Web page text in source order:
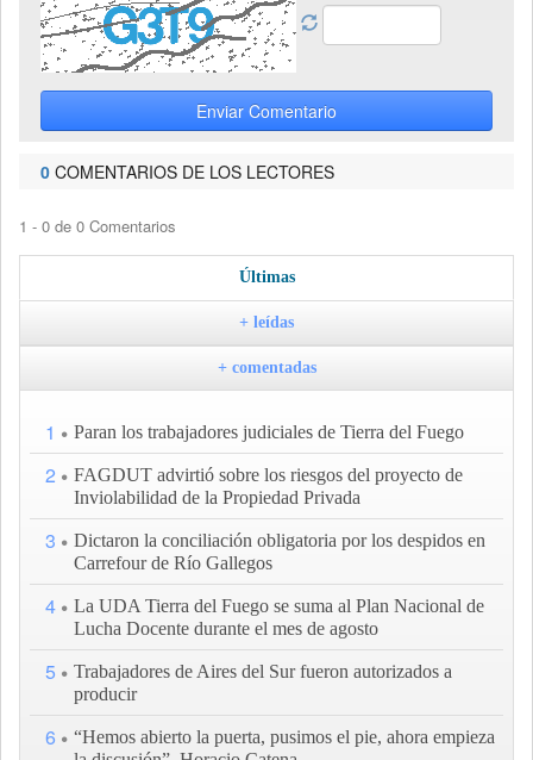
Enviar Comentario
0 COMENTARIOS DE LOS LECTORES
1 - 0 de 0 Comentarios
Últimas
+ leídas
+ comentadas
1 Paran los trabajadores judiciales de Tierra del Fuego
2
FAGDUT advirtió sobre los riesgos del proyecto de
Inviolabilidad de la Propiedad Privada
3
Dictaron la conciliación obligatoria por los despidos en
Carrefour de Río Gallegos
4
La UDA Tierra del Fuego se suma al Plan Nacional de
Lucha Docente durante el mes de agosto
5
Trabajadores de Aires del Sur fueron autorizados a
producir
6
“Hemos abierto la puerta, pusimos el pie, ahora empieza